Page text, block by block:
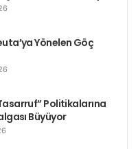
bir
irade
planında
Yönelen Göç
Politikalarına
Büyüyor